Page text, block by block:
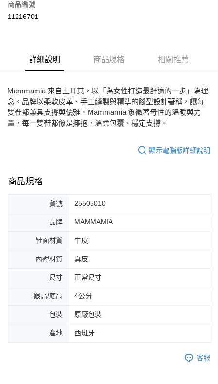
Apple Pay
ATM付款
運送方式
宅配
免運費
商品編號
11216701
詳細說明 商品規格 相關推薦
Mammamia 來自土耳其，以「為女性打造最舒適的一步」為理
念。品牌以柔軟皮革、手工縫製與精準的腳型設計著稱，讓每
雙鞋都兼具支撐與優雅。Mammamia 象徵著母性的溫暖與力
量，每一雙鞋都像是擁抱，溫柔包覆、穩定支撐。
顯示電腦版詳細說明
商品規格
貨號 25505010
品牌 MAMMAMIA
鞋面材質 牛皮
內裡材質 真皮
尺寸 正常尺寸
跟高/底高 4公分
包裝 原廠包裝
產地 西班牙
客服